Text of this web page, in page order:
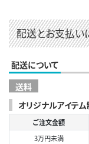
配送とお支払い
配送について
送料
オリジナルアイテ
ご注文金額
3万円未満